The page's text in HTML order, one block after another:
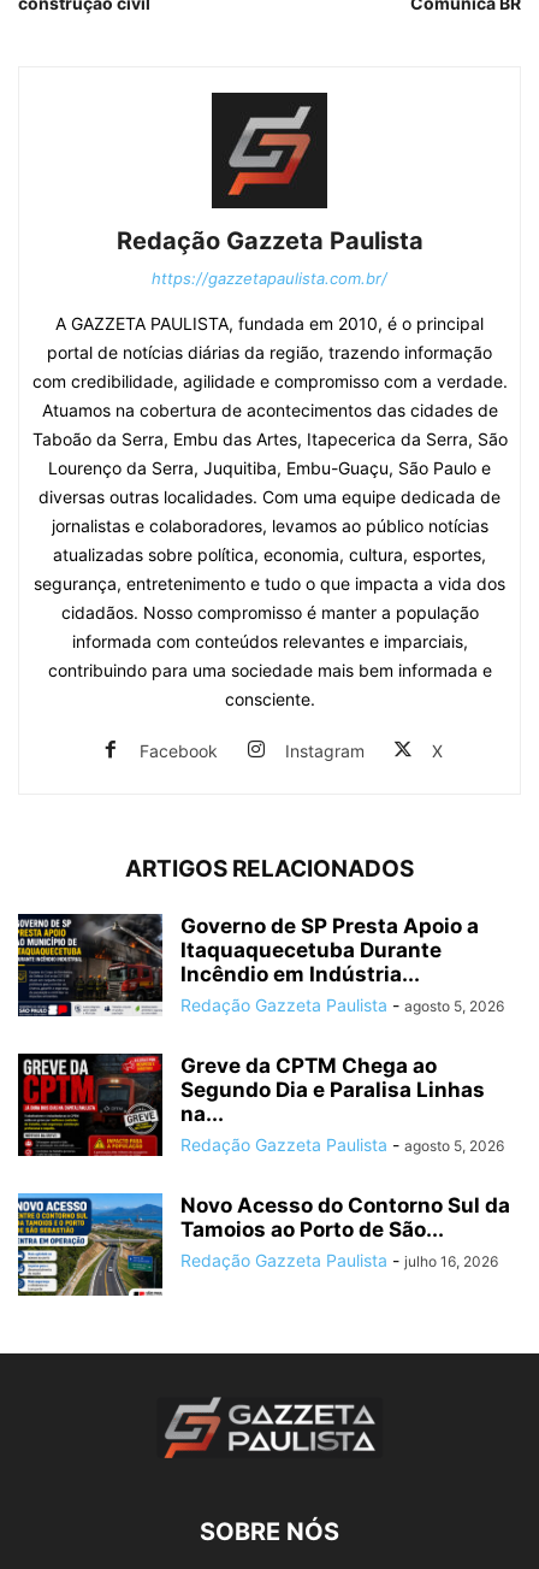
Redação Gazzeta Paulista
https://gazzetapaulista.com.br/
A GAZZETA PAULISTA, fundada em 2010, é o principal
portal de notícias diárias da região, trazendo informação
com credibilidade, agilidade e compromisso com a verdade.
Atuamos na cobertura de acontecimentos das cidades de
Taboão da Serra, Embu das Artes, Itapecerica da Serra, São
Lourenço da Serra, Juquitiba, Embu-Guaçu, São Paulo e
diversas outras localidades. Com uma equipe dedicada de
jornalistas e colaboradores, levamos ao público notícias
atualizadas sobre política, economia, cultura, esportes,
segurança, entretenimento e tudo o que impacta a vida dos
cidadãos. Nosso compromisso é manter a população
informada com conteúdos relevantes e imparciais,
contribuindo para uma sociedade mais bem informada e
consciente.
Facebook Instagram X
ARTIGOS RELACIONADOS
Governo de SP Presta Apoio a
Itaquaquecetuba Durante
Incêndio em Indústria...
Redação Gazzeta Paulista - agosto 5, 2026
Greve da CPTM Chega ao
Segundo Dia e Paralisa Linhas
na...
Redação Gazzeta Paulista - agosto 5, 2026
Novo Acesso do Contorno Sul da
Tamoios ao Porto de São...
Redação Gazzeta Paulista - julho 16, 2026
SOBRE NÓS